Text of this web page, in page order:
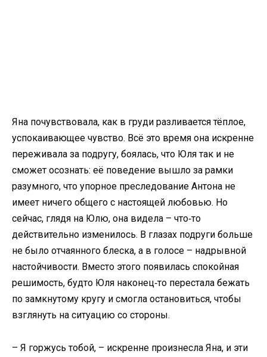
Яна почувствовала, как в груди разливается тёплое,
успокаивающее чувство. Всё это время она искренне
переживала за подругу, боялась, что Юля так и не
сможет осознать: её поведение вышло за рамки
разумного, что упорное преследование Антона не
имеет ничего общего с настоящей любовью. Но
сейчас, глядя на Юлю, она видела – что‑то
действительно изменилось. В глазах подруги больше
не было отчаянного блеска, а в голосе – надрывной
настойчивости. Вместо этого появилась спокойная
решимость, будто Юля наконец‑то перестала бежать
по замкнутому кругу и смогла остановиться, чтобы
взглянуть на ситуацию со стороны.
– Я горжусь тобой, – искренне произнесла Яна, и эти